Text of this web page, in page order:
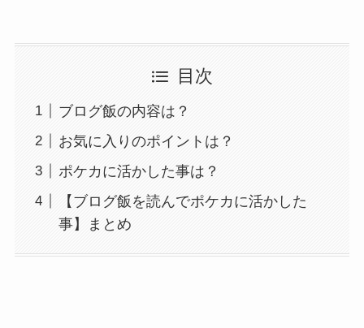
目次
ブログ飯の内容は？
お気に入りのポイントは？
ポケカに活かした事は？
【ブログ飯を読んでポケカに活かした
事】まとめ